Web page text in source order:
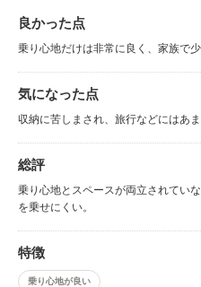
良かった点
乗り心地だけは非常に良く、家族で
気になった点
収納に苦しまされ、旅行などにはあ
総評
乗り心地とスペースが両立されてい
を乗せにくい。
特徴
乗り心地が良い